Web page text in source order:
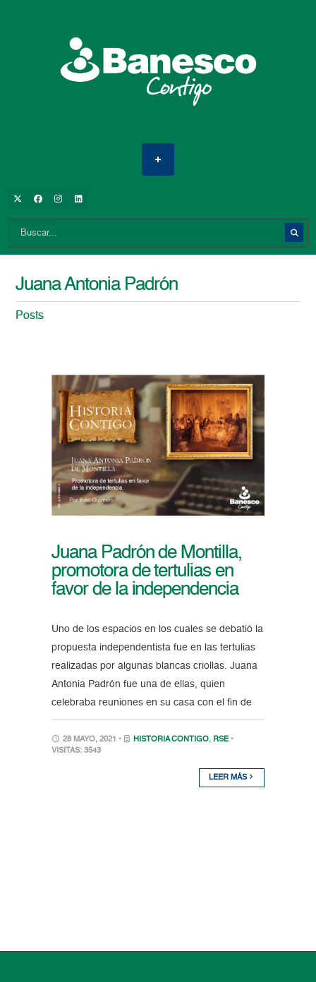
Juana Antonia Padrón
Posts
Juana Padrón de Montilla,
promotora de tertulias en
favor de la independencia
Uno de los espacios en los cuales se debatió la
propuesta independentista fue en las tertulias
realizadas por algunas blancas criollas. Juana
Antonia Padrón fue una de ellas, quien
celebraba reuniones en su casa con el fin de
28 MAYO, 2021 • HISTORIA CONTIGO, RSE •
VISITAS: 3543
LEER MÁS